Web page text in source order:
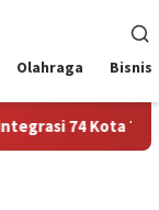
Olahraga Bisnis
Tual